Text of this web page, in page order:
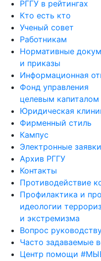
РГГУ в рейтингах
Кто есть кто
Ученый совет
Работникам
Нормативные
и приказы
Информационная
Фонд управления
целевым капиталом
Юридическая
Фирменный стиль
Кампус
Электронные заявки
Архив РГГУ
Контакты
Противодействие
Профилактика и
идеологии
и экстремизма
Вопрос
Часто задаваемые
Центр помощи